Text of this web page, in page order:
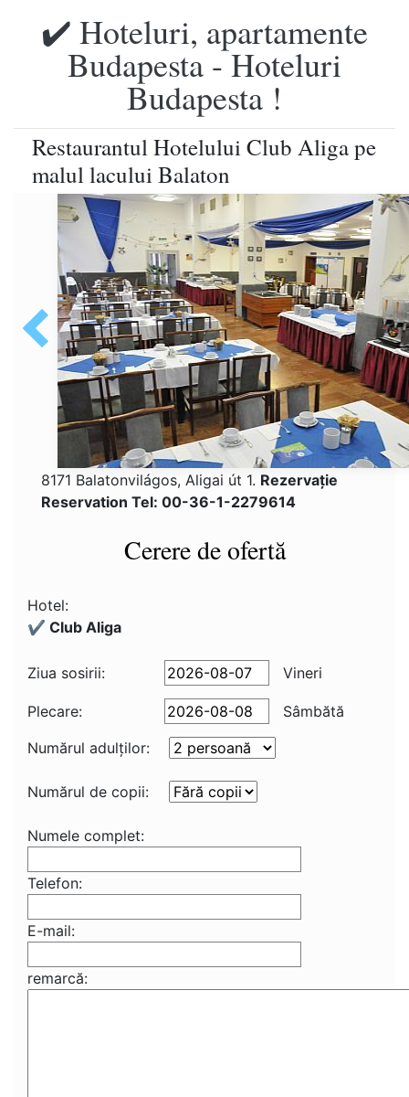
✔️ Hoteluri, apartamente
Budapesta - Hoteluri
Budapesta !
Restaurantul Hotelului Club Aliga pe
malul lacului Balaton
8171 Balatonvilágos, Aligai út 1. Rezervaţie
Reservation Tel: 00-36-1-2279614
Cerere de ofertă
Hotel:
✔️ Club Aliga
Ziua sosirii: Vineri
Plecare:
Sâmbătă
Numărul adulţilor:
Numărul de copii:
Numele complet:
Telefon:
E-mail:
remarcă: